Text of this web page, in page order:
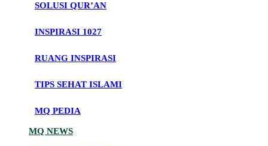
SOLUSI QUR’AN
INSPIRASI 1027
RUANG INSPIRASI
TIPS SEHAT ISLAMI
MQ PEDIA
MQ NEWS